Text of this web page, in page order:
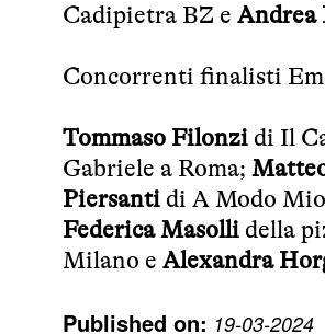
Cadipietra BZ e Andrea
Concorrenti finalisti
Tommaso Filonzi di Il
Gabriele a Roma;
Piersanti di A Modo
Federica Masolli della
Milano e Alexandra
Published on: 19-03-2024